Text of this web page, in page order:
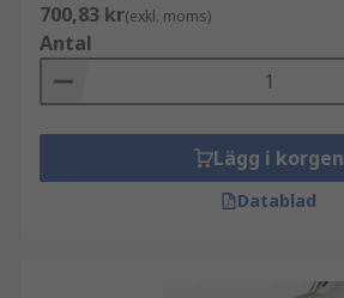
700,83 kr(exkl. moms)
Antal
Lägg i korgen
Datablad